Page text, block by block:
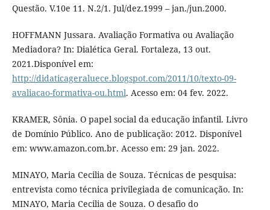
Questão. V.10e 11. N.2/1. Jul/dez.1999 – jan./jun.2000.
HOFFMANN Jussara. Avaliação Formativa ou Avaliação
Mediadora? In: Dialética Geral. Fortaleza, 13 out.
2021.Disponível em:
http://didaticageraluece.blogspot.com/2011/10/texto-09-
avaliacao-formativa-ou.html. Acesso em: 04 fev. 2022.
KRAMER, Sônia. O papel social da educação infantil. Livro
de Domínio Público. Ano de publicação: 2012. Disponível
em: www.amazon.com.br. Acesso em: 29 jan. 2022.
MINAYO, Maria Cecilia de Souza. Técnicas de pesquisa:
entrevista como técnica privilegiada de comunicação. In:
MINAYO, Maria Cecilia de Souza. O desafio do